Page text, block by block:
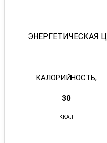
ЭНЕРГЕТИЧЕСКАЯ
КАЛОРИЙНОСТЬ,
30
ККАЛ